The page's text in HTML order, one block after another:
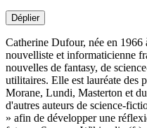
Déplier
Catherine Dufour, née en 1966
nouvelliste et informaticienne
nouvelles de fantasy, de
utilitaires. Elle est lauréate
Morane, Lundi, Masterton et
d'autres auteurs de science-
» afin de développer une